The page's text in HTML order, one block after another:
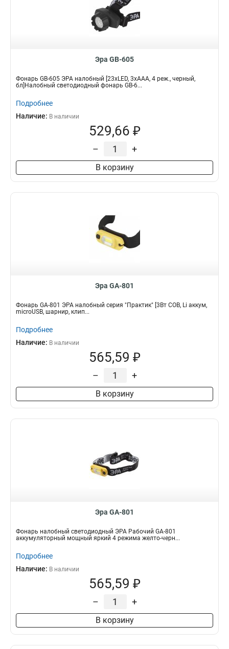
Эра GB-605
Фонарь GB-605 ЭРА налобный [23xLED, 3xAAA, 4 реж., черный,
бл]Налобный светодиодный фонарь GB-6...
Подробнее
Наличие: В наличии
529,66 ₽
– +
В корзину
Эра GA-801
Фонарь GA-801 ЭРА налобный серия "Практик" [3Вт COB, Li аккум,
microUSB, шарнир, клип...
Подробнее
Наличие: В наличии
565,59 ₽
– +
В корзину
Эра GA-801
Фонарь налобный светодиодный ЭРА Рабочий GA-801
аккумуляторный мощный яркий 4 режима желто-черн...
Подробнее
Наличие: В наличии
565,59 ₽
– +
В корзину